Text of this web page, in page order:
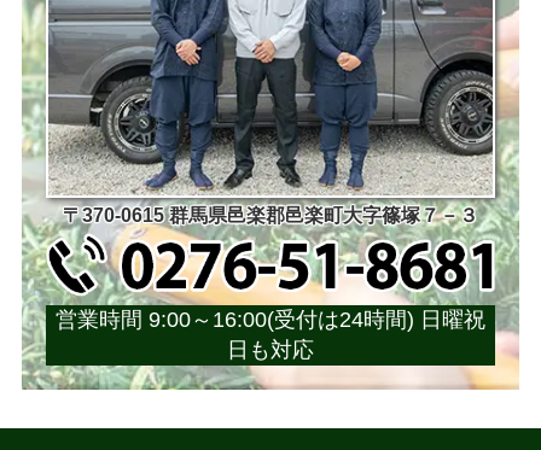
〒370-0615 群馬県邑楽郡邑楽町大字篠塚７－３
営業時間 9:00～16:00(受付は24時間) 日曜祝
日も対応